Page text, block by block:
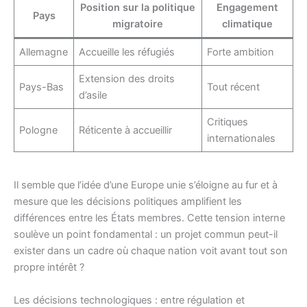
Pays
Position sur la politique
migratoire
Engagement
climatique
Allemagne Accueille les réfugiés Forte ambition
Pays-Bas
Extension des droits
d’asile
Tout récent
Pologne Réticente à accueillir
Critiques
internationales
Il semble que l’idée d’une Europe unie s’éloigne au fur et à
mesure que les décisions politiques amplifient les
différences entre les États membres. Cette tension interne
soulève un point fondamental : un projet commun peut-il
exister dans un cadre où chaque nation voit avant tout son
propre intérêt ?
Les décisions technologiques : entre régulation et